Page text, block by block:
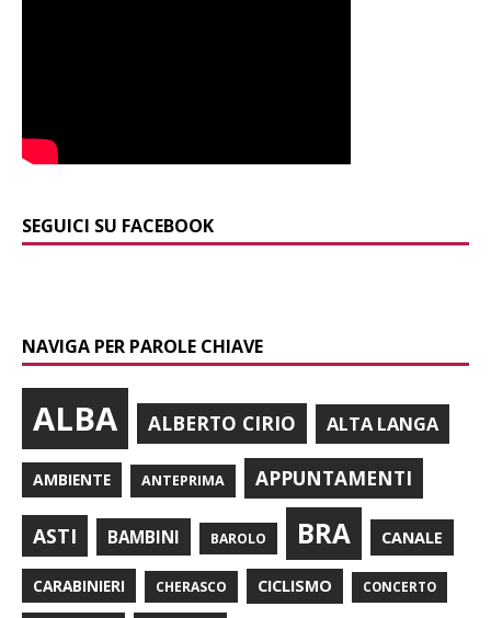
SEGUICI SU FACEBOOK
NAVIGA PER PAROLE CHIAVE
ALBA ALBERTO CIRIO ALTA LANGA
AMBIENTE ANTEPRIMA APPUNTAMENTI
ASTI BAMBINI BAROLO BRA CANALE
CARABINIERI CHERASCO CICLISMO CONCERTO